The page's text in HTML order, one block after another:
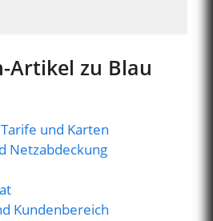
Artikel zu Blau
und Karten
Netzabdeckung
Kundenbereich